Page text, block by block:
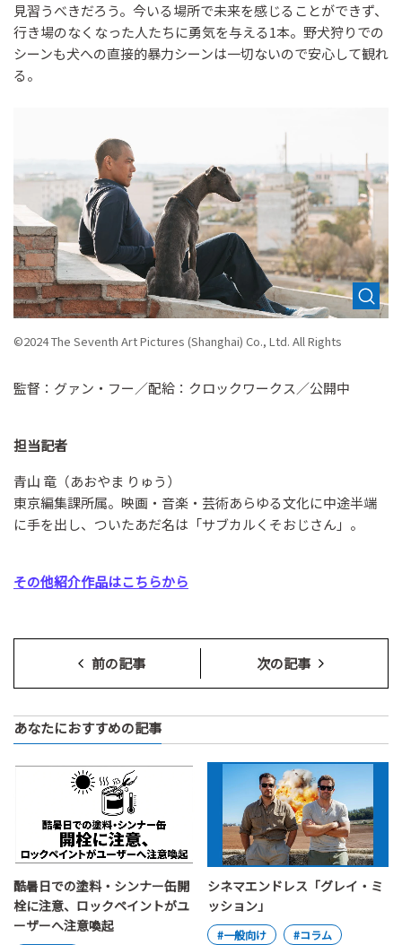
見習うべきだろう。今いる場所で未来を感じることができず、
行き場のなくなった人たちに勇気を与える1本。野犬狩りでの
シーンも犬への直接的暴力シーンは一切ないので安心して観れ
る。
©2024 The Seventh Art Pictures (Shanghai) Co., Ltd. All Rights
監督：グァン・フー／配給：クロックワークス／公開中
担当記者
青山 竜（あおやま りゅう）
東京編集課所属。映画・音楽・芸術あらゆる文化に中途半端
に手を出し、ついたあだ名は「サブカルくそおじさん」。
その他紹介作品はこちらから
前の記事 次の記事
あなたにおすすめの記事
酷暑日での塗料・シンナー缶開
栓に注意、ロックペイントがユ
ーザーへ注意喚起
シネマエンドレス「グレイ・ミ
ッション」
#一般向け
#コラム